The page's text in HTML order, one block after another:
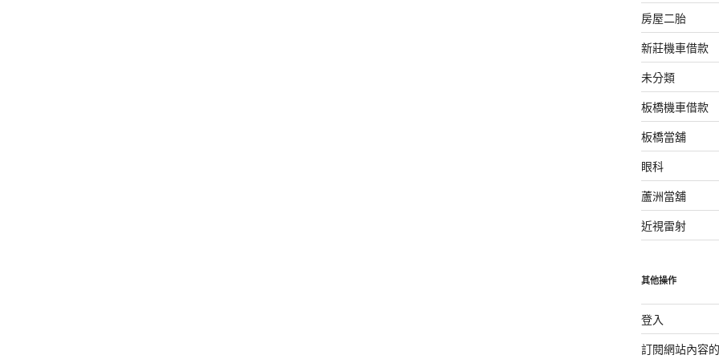
房屋二胎
新莊機車借款
未分類
板橋機車借款
板橋當舖
眼科
蘆洲當舖
近視雷射
其他操作
登入
訂閱網站內容